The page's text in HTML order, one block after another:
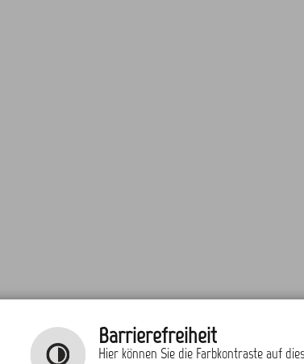
Barrierefreiheit
Hier können Sie die Farbkontraste auf